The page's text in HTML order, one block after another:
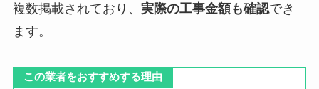
複数掲載されており、 実際の工事金額も確認でき
ます。
この業者をおすすめする理由